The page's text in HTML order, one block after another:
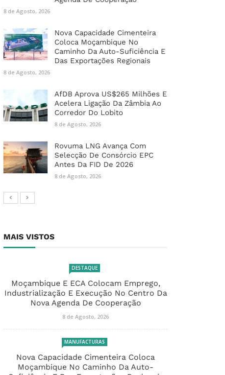
8 de Agosto, 2026
Nova Capacidade Cimenteira
Coloca Moçambique No
Caminho Da Auto-Suficiência E
Das Exportações Regionais
8 de Agosto, 2026
AfDB Aprova US$265 Milhões E
Acelera Ligação Da Zâmbia Ao
Corredor Do Lobito
8 de Agosto, 2026
Rovuma LNG Avança Com
Selecção De Consórcio EPC
Antes Da FID De 2026
8 de Agosto, 2026
MAIS VISTOS
DESTAQUE
Moçambique E ECA Colocam Emprego,
Industrialização E Execução No Centro Da
Nova Agenda De Cooperação
8 de Agosto, 2026
MANUFACTURAS
Nova Capacidade Cimenteira Coloca
Moçambique No Caminho Da Auto-